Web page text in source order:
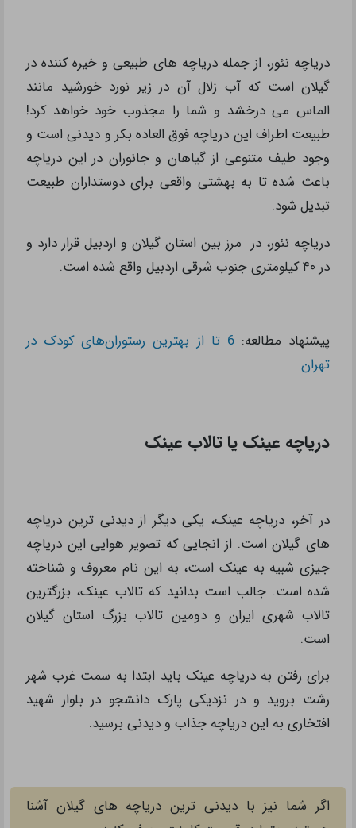
دریاچه نئور، از جمله دریاچه های طبیعی و خیره کننده در
گیلان است که آب زلال آن در زیر نورد خورشید مانند
الماس می درخشد و شما را مجذوب خود خواهد کرد!
طبیعت اطراف این دریاچه فوق العاده بکر و دیدنی است و
وجود طیف متنوعی از گیاهان و جانوران در این دریاچه
باعث شده تا به بهشتی واقعی برای دوستداران طبیعت
تبدیل شود.
دریاچه نئور، در مرز بین استان‌ گیلان و اردبیل قرار دارد و
در ۴۰ کیلومتری جنوب شرقی اردبیل واقع شده است.
پیشنهاد مطالعه:
6 تا از بهترین رستوران‌های کودک در
تهران
دریاچه عینک یا تالاب عینک
در آخر، دریاچه عینک، یکی دیگر از دیدنی ترین دریاچه
های گیلان است. از انجایی که تصویر هوایی این دریاچه
جیزی شبیه به عینک است، به این نام معروف و شناخته
شده است. جالب است بدانید که تالاب عینک، بزرگترین
تالاب شهری ایران و دومین تالاب بزرگ استان گیلان
است.
برای رفتن به دریاچه عینک باید ابتدا به سمت غرب شهر
رشت بروید و در نزدیکی پارک دانشجو در بلوار شهید
افتخاری به این دریاچه جذاب و دیدنی برسید.
اگر شما نیز با دیدنی ترین دریاچه های گیلان آشنا